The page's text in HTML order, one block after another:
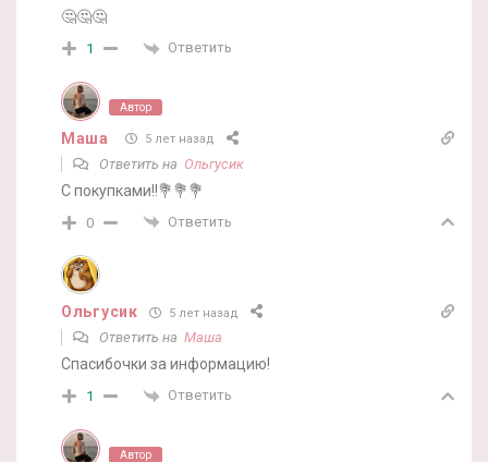
🤔🤔🤔
1 Ответить
Автор
Маша 5 лет назад
Ответить на Ольгусик
С покупками!!💐💐💐
0 Ответить
Ольгусик 5 лет назад
Ответить на Маша
Спасибочки за информацию!
1 Ответить
Автор